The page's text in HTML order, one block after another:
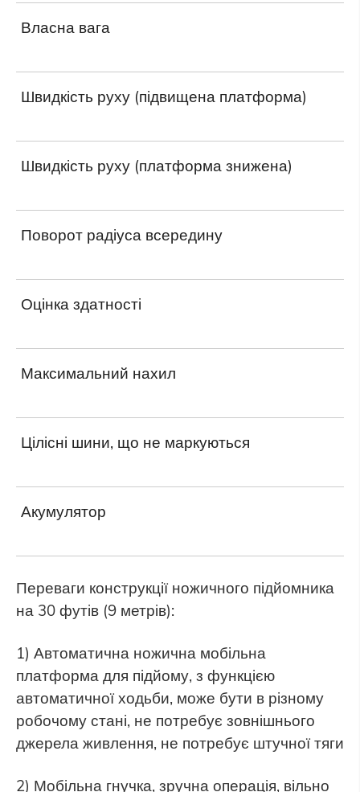
Власна вага
Швидкість руху (підвищена платформа)
Швидкість руху (платформа знижена)
Поворот радіуса всередину
Оцінка здатності
Максимальний нахил
Цілісні шини, що не маркуються
Акумулятор
Переваги конструкції ножичного підйомника
на 30 футів (9 метрів):
1) Автоматична ножична мобільна
платформа для підйому, з функцією
автоматичної ходьби, може бути в різному
робочому стані, не потребує зовнішнього
джерела живлення, не потребує штучної тяги
2) Мобільна гнучка, зручна операція, вільно